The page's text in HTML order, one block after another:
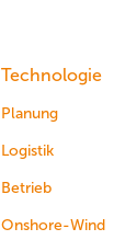
Technologie
Planung
Logistik
Betrieb
Onshore-Wind